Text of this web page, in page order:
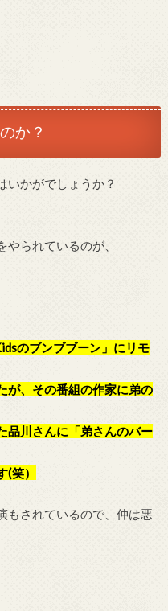
か？
いかがでしょうか？
られているのが、
のブンブブーン」にリモ
が、その番組の作家に弟の
品川さんに「弟さんのバー
笑）
もされているので、仲は悪